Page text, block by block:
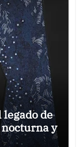
de
y